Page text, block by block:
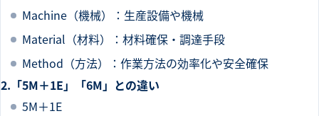
Machine（機械）：生産設備や機械
Material（材料）：材料確保・調達手段
Method（方法）：作業方法の効率化や安全確保
「5M＋1E」「6M」との違い
5M＋1E